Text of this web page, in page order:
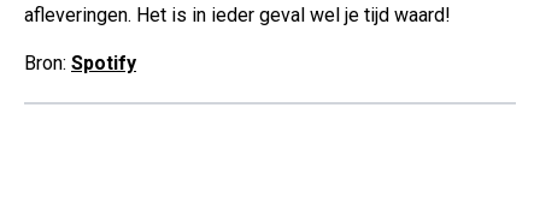
afleveringen. Het is in ieder geval wel je tijd waard!
Bron: Spotify